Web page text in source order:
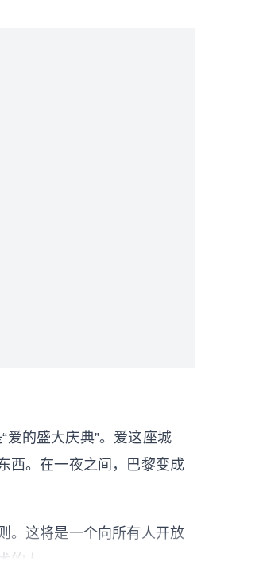
的盛大庆典”。爱这座城
西。在一夜之间，巴黎变成
。这将是一个向所有人开放
人。